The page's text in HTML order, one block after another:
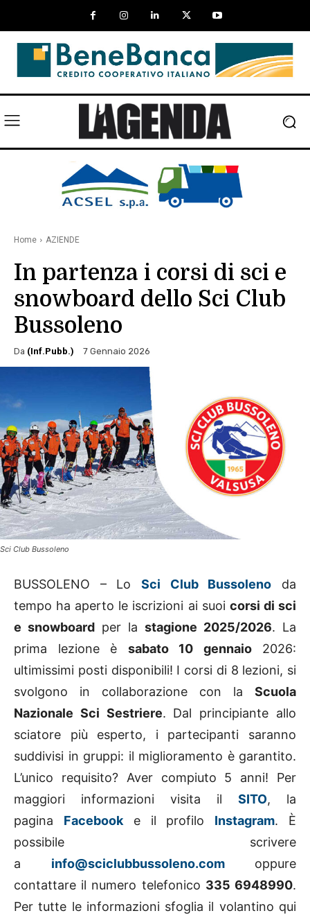
Home AZIENDE
In partenza i corsi di sci e
snowboard dello Sci Club
Bussoleno
Da (Inf.Pubb.) 7 Gennaio 2026
Sci Club Bussoleno
BUSSOLENO – Lo Sci Club Bussoleno da
tempo ha aperto le iscrizioni ai suoi corsi di sci
e snowboard per la stagione 2025/2026. La
prima lezione è sabato 10 gennaio2026:
ultimissimi posti disponibili! I corsi di 8 lezioni, si
svolgono in collaborazione con la Scuola
Nazionale Sci Sestriere. Dal principiante allo
sciatore più esperto, i partecipanti saranno
suddivisi in gruppi: il miglioramento è garantito.
L’unico requisito? Aver compiuto 5 anni! Per
maggiori informazioni visita il SITO, la
pagina Facebooke il profilo Instagram. È
possibile scrivere
a info@sciclubbussoleno.comoppure
contattare il numero telefonico 335 6948990.
Per tutte le informazioni sfoglia il volantino qui